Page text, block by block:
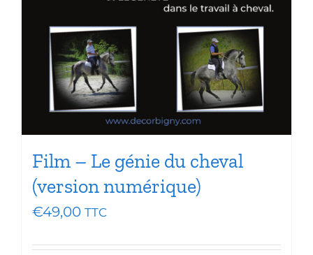
Film – Le génie du cheval
(version numérique)
€49,00 TTC